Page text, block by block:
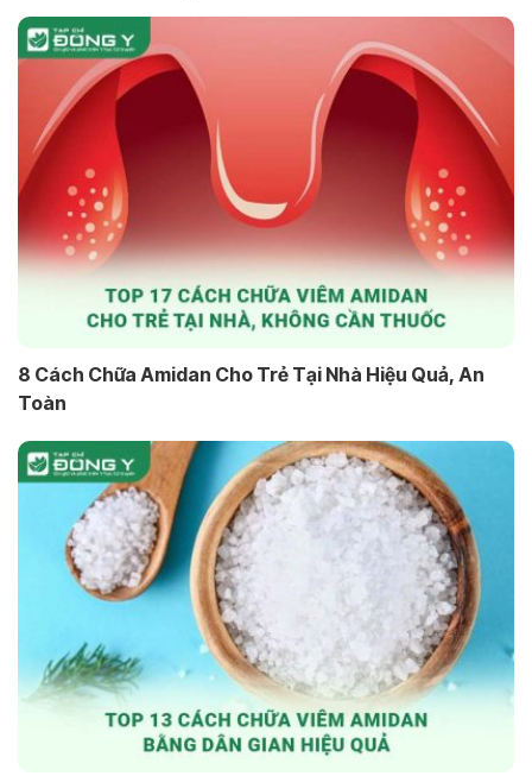
8 Cách Chữa Amidan Cho Trẻ Tại Nhà Hiệu Quả, An
Toàn